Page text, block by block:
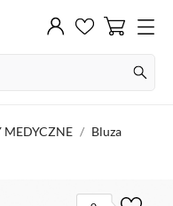
MEDYCZNE
Bluza